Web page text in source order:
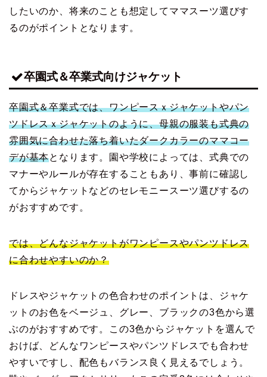
したいのか、将来のことも想定してママスーツ選びす
るのがポイントとなります。
卒園式＆卒業式向けジャケット
卒園式＆卒業式では、ワンピースｘジャケットやパン
ツドレスｘジャケットのように、母親の服装も式典の
雰囲気に合わせた落ち着いたダークカラーのママコー
デが基本となります。園や学校によっては、式典での
マナーやルールが存在することもあり、事前に確認し
てからジャケットなどのセレモニースーツ選びするの
がおすすめです。
では、どんなジャケットがワンピースやパンツドレス
に合わせやすいのか？
ドレスやジャケットの色合わせのポイントは、ジャケ
ットのお色をベージュ、グレー、ブラックの3色から選
ぶのがおすすめです。この3色からジャケットを選んで
おけば、どんなワンピースやパンツドレスでも合わせ
やすいですし、配色もバランス良く見えるでしょう。